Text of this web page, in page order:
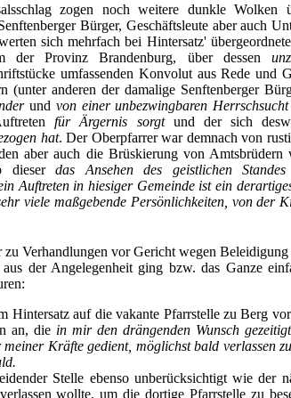
zogen noch weitere dunkle Wolken
Bürger, Geschäftsleute aber auch
sich mehrfach bei Hintersatz'
der Provinz Brandenburg, über dessen
umfassenden Konvolut aus Rede und
(unter anderen der damalige Senftenberger
und von einer unbezwingbaren Herrschsucht
für Ärgernis sorgtund der sich
hat. Der Oberpfarrer war demnach von
aber auch die Brüskierung von Amtsbrüdern
dieserdas Ansehen des geistlichen
Auftreten in hiesiger Gemeinde ist ein
viele maßgebende Persönlichkeiten, von der
zu Verhandlungen vor Gericht wegen
aus der Angelegenheit ging bzw. das Ganze
Hintersatz auf die vakante Pfarrstelle zu Berg
an, die in mir den drängenden Wunsch gezeitigt
Kräfte gedient, möglichst bald verlassen
Stelle ebenso unberücksichtigt wie der
wollte, um die dortige Pfarrstelle zu